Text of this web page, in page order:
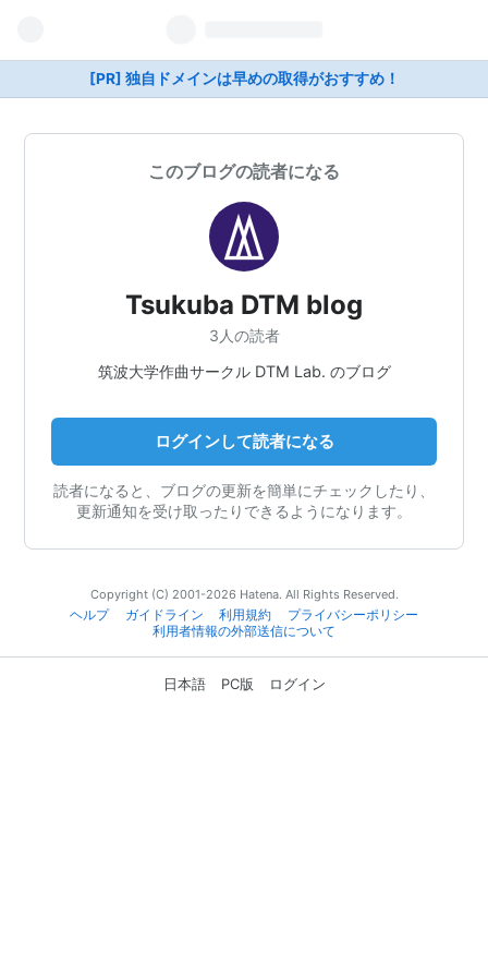
[PR] 独自ドメインは早めの取得がおすすめ！
このブログの読者になる
Tsukuba DTM blog
3人の読者
筑波大学作曲サークル DTM Lab. のブログ
ログインして読者になる
読者になると、ブログの更新を簡単にチェックしたり、
更新通知を受け取ったりできるようになります。
Copyright (C) 2001-2026 Hatena. All Rights Reserved.
ヘルプ
ガイドライン 利用規約
プライバシーポリシー
利用者情報の外部送信について
日本語 PC版 ログイン